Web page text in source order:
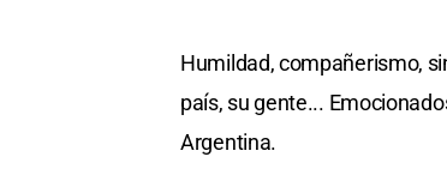
Humildad, compañerismo,
país, su gente...
Argentina.